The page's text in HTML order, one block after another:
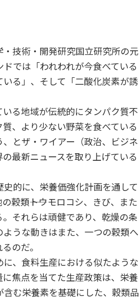
技術・開発研究国立研究所の元
では「われわれが今食べている
る」、そして「二酸化炭素が誘
る地域が伝統的にタンパク質不
、より少ない野菜を食べている
とザ・ワイアー（政治、ビジネ
最新ニュースを取り上げている
的に、栄養価強化計画を通して
穀類――トウモロコシ、きび、また
。それらは頑健であり、乾燥の条
うな動きはまた、一つの穀類へ
のだ。
、食料生産における似たような
焦点を当てた生産政策は、栄養
む栄養素を基礎にした、穀類品